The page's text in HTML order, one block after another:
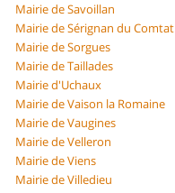
Mairie de Savoillan
Mairie de Sérignan du Comtat
Mairie de Sorgues
Mairie de Taillades
Mairie d'Uchaux
Mairie de Vaison la Romaine
Mairie de Vaugines
Mairie de Velleron
Mairie de Viens
Mairie de Villedieu